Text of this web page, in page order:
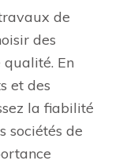
de
des
En
et des
la fiabilité
sociétés de